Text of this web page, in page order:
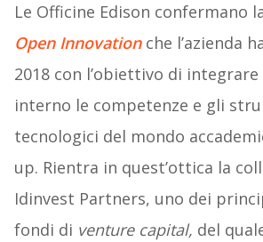
Le Officine Edison confermano
Open Innovationche l’azienda
2018 con l’obiettivo di
interno le competenze e gli
tecnologici del mondo
up. Rientra in quest’ottica la
Idinvest Partners, uno dei
fondi di venture capital, del